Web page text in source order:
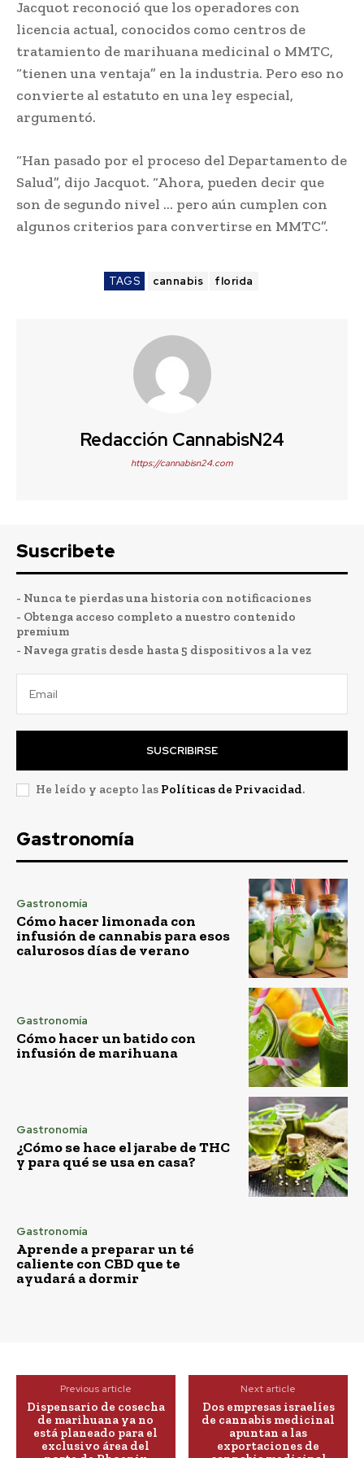
Jacquot reconoció que los operadores con
licencia actual, conocidos como centros de
tratamiento de marihuana medicinal o MMTC,
“tienen una ventaja” en la industria. Pero eso no
convierte al estatuto en una ley especial,
argumentó.
“Han pasado por el proceso del Departamento de
Salud”, dijo Jacquot. “Ahora, pueden decir que
son de segundo nivel … pero aún cumplen con
algunos criterios para convertirse en MMTC”.
TAGS cannabis florida
Redacción CannabisN24
https://cannabisn24.com
Suscribete
- Nunca te pierdas una historia con notificaciones
- Obtenga acceso completo a nuestro contenido
premium
- Navega gratis desde hasta 5 dispositivos a la vez
SUSCRIBIRSE
He leído y acepto las Políticas de Privacidad.
Gastronomía
Gastronomía
Cómo hacer limonada con
infusión de cannabis para esos
calurosos días de verano
Gastronomía
Cómo hacer un batido con
infusión de marihuana
Gastronomía
¿Cómo se hace el jarabe de THC
y para qué se usa en casa?
Gastronomía
Aprende a preparar un té
caliente con CBD que te
ayudará a dormir
Previous article
Dispensario de cosecha
de marihuana ya no
está planeado para el
exclusivo área del
Next article
Dos empresas israelíes
de cannabis medicinal
apuntan a las
exportaciones de